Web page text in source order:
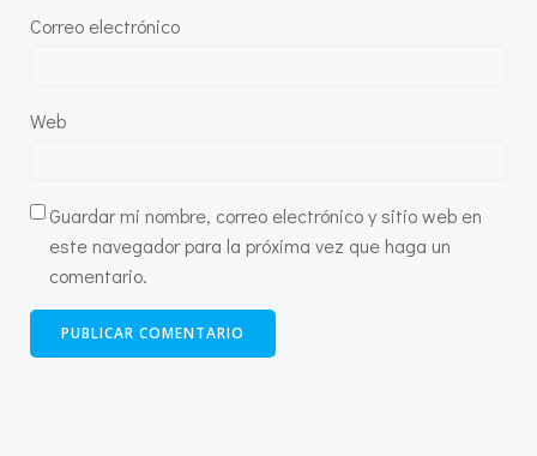
Correo electrónico
Web
Guardar mi nombre, correo electrónico y sitio web en
este navegador para la próxima vez que haga un
comentario.